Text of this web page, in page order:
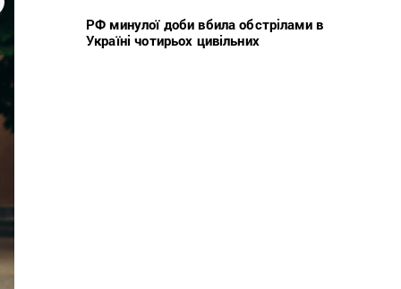
РФ минулої доби вбила обстрілами в
Україні чотирьох цивільних